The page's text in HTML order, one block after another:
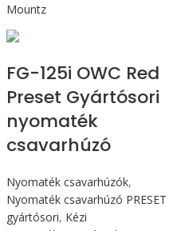
Mountz
FG-125i OWC Red
Preset Gyártósori
nyomaték
csavarhúzó
Nyomaték csavarhúzók,
Nyomaték csavarhúzó PRESET
gyártósori, Kézi